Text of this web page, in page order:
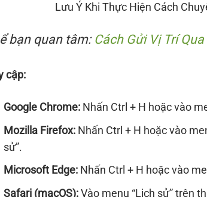
Lưu Ý Khi Thực Hiện Cách
bạn quan tâm: Cách Gửi Vị Trí
cập:
Google Chrome: Nhấn Ctrl + H hoặc vào
Mozilla Firefox: Nhấn Ctrl + H hoặc vào
sử”.
Microsoft Edge: Nhấn Ctrl + H hoặc vào
Safari (macOS): Vào menu “Lịch sử” trên